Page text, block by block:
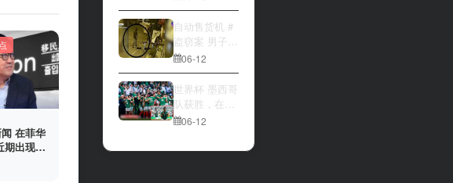
在菲华
期出现假
法人员
件，已
大与波黑的较
量 究竟胜利的
天平会倾向哪
一方，是加拿
大借助主场优
势笑到最后，
还是波黑上演
逆袭好戏？让
我们拭目以
自动售货机 #
盗窃案 男子深
夜撬开自动售
货机，2000比
索硬币被一扫
而空
06-12
世界杯 墨西哥
队获胜，在首
场比赛中击败
06-12